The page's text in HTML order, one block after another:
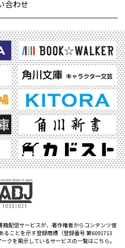
合わせ
配信サービスが、著作権者からコンテンツ使
ることを示す登録商標（登録番号 第6091713
クを掲示しているサービスの一覧はこちら。